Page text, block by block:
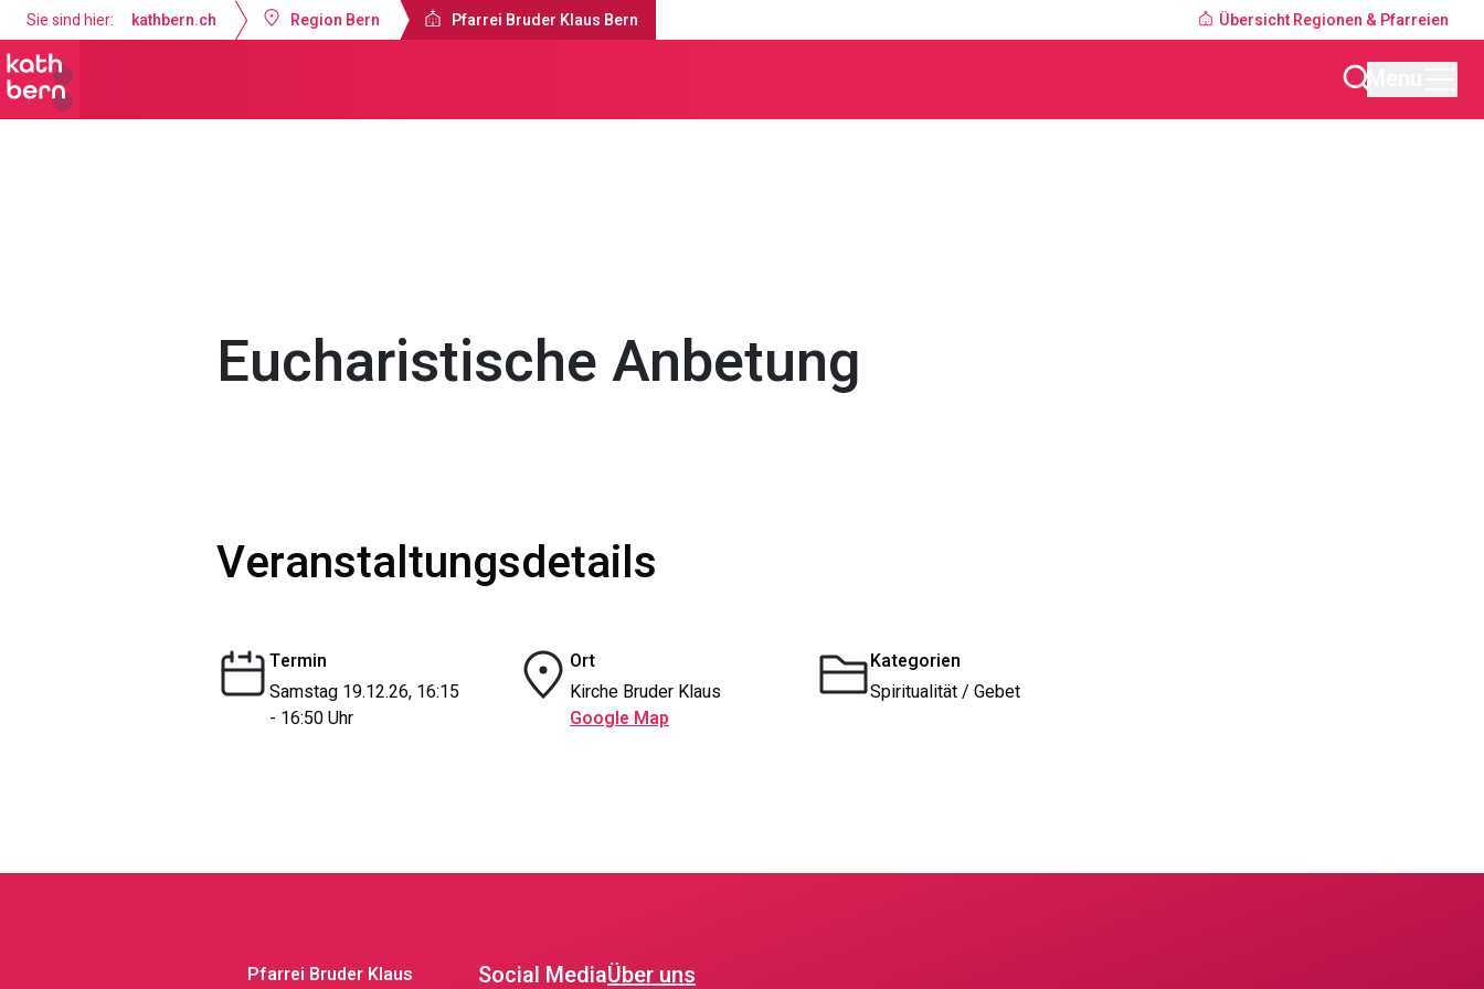
Sie sind hier: kathbern.ch Region Bern Pfarrei Bruder Klaus Bern Übersicht Regionen & Pfarreien
Eucharistische Anbetung
Veranstaltungsdetails
Termin
Samstag 19.12.26, 16:15
- 16:50 Uhr
Ort
Kirche Bruder Klaus
Google Map
Kategorien
Spiritualität / Gebet
Pfarrei Bruder Klaus
Social MediaÜber uns